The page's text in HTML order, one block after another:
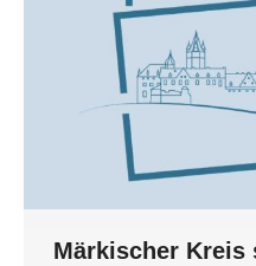
Märkischer Kreis